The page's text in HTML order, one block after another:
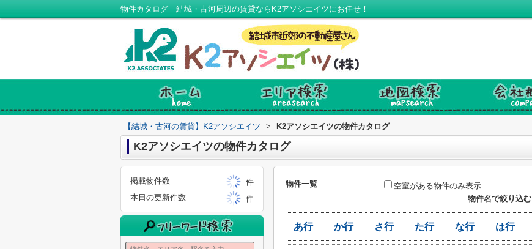
物件カタログ｜結城・古河周辺の賃貸ならK2アソシエイツにお任せ！
【結城・古河の賃貸】K2アソシエイツ > K2アソシエイツの物件カタログ
K2アソシエイツの物件カタログ
物件一覧
空室がある物件のみ表示
物件名で絞り込む
あ行 か行 さ行 た行 な行 は行
掲載物件数
件
本日の更新件数
件